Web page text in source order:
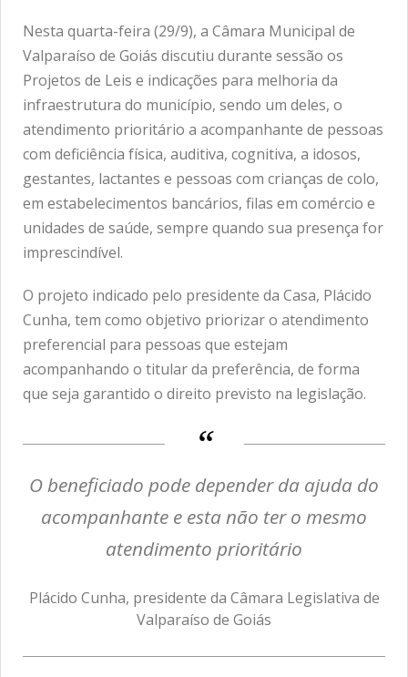
Nesta quarta-feira (29/9), a Câmara Municipal de
Valparaíso de Goiás discutiu durante sessão os
Projetos de Leis e indicações para melhoria da
infraestrutura do município, sendo um deles, o
atendimento prioritário a acompanhante de pessoas
com deficiência física, auditiva, cognitiva, a idosos,
gestantes, lactantes e pessoas com crianças de colo,
em estabelecimentos bancários, filas em comércio e
unidades de saúde, sempre quando sua presença for
imprescindível.
O projeto indicado pelo presidente da Casa, Plácido
Cunha, tem como objetivo priorizar o atendimento
preferencial para pessoas que estejam
acompanhando o titular da preferência, de forma
que seja garantido o direito previsto na legislação.
O beneficiado pode depender da ajuda do
acompanhante e esta não ter o mesmo
atendimento prioritário
Plácido Cunha, presidente da Câmara Legislativa de
Valparaíso de Goiás